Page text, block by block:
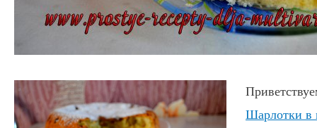
Шарлотки в